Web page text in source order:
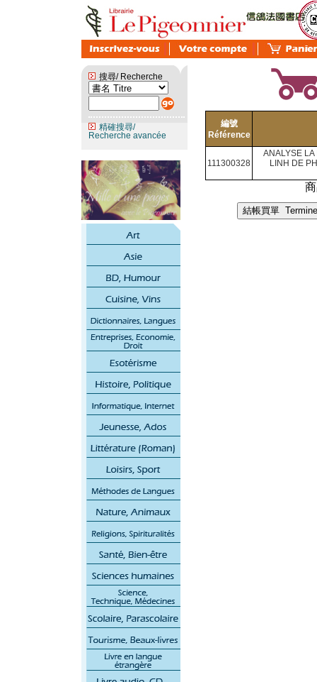
搜尋/ Recherche
精確搜尋/
Recherche avancée
編號
Référence
111300328
ANALYSE
LINH DE